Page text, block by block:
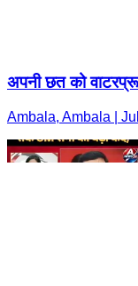
अपनी छत को
Ambala, Ambala |